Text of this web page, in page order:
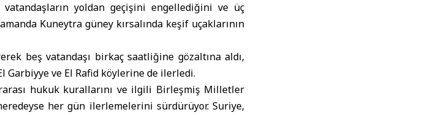
yoldan geçişini engellediğini ve üç
Kuneytra güney kırsalında keşif uçaklarının
beş vatandaşı birkaç saatliğine gözaltına aldı,
Garbiyye ve El Rafid köylerine de ilerledi.
hukuk kurallarını ve ilgili Birleşmiş Milletler
her gün ilerlemelerini sürdürüyor. Suriye,